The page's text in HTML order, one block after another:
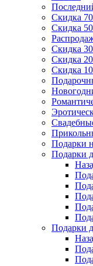
Скидка
Скидка
Скидка
Скидка
Скидка
Подарки
Подарки
Подарки